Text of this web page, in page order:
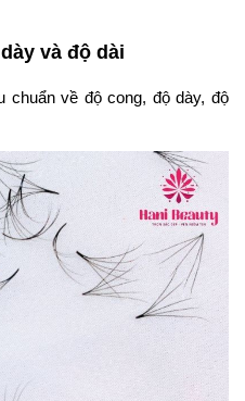
và độ dài
chuẩn về độ cong, độ dày, độ